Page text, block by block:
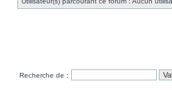
Recherche de :